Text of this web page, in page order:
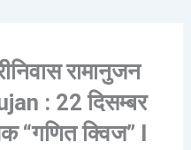
रामानुजन
: 22 दिसम्बर
“गणित क्विज” I